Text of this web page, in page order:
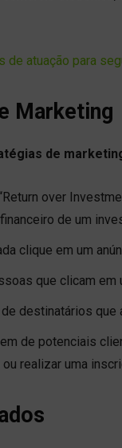
de atuação para
Marketing
de
over
de um
clique em um
que clicam em
destinatários que
de potenciais
realizar uma